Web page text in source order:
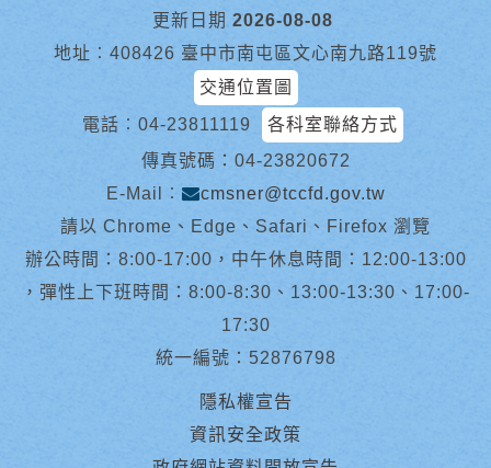
更新日期 2026-08-08
地址︰408426 臺中市南屯區文心南九路119號
交通位置圖
電話︰ 04-23811119
各科室聯絡方式
傳真號碼：04-23820672
E-Mail︰
cmsner@tccfd.gov.tw
請以 Chrome、Edge、Safari、Firefox 瀏覽
辦公時間：8:00-17:00，中午休息時間：12:00-13:00
，彈性上下班時間：8:00-8:30、13:00-13:30、17:00-
17:30
統一編號：52876798
隱私權宣告
資訊安全政策